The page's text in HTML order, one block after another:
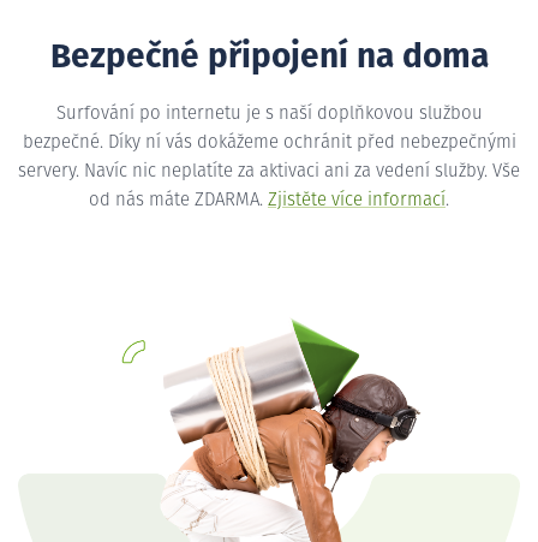
Bezpečné připojení na doma
Surfování po internetu je s naší doplňkovou službou
bezpečné. Díky ní vás dokážeme ochránit před nebezpečnými
servery. Navíc nic neplatíte za aktivaci ani za vedení služby. Vše
od nás máte ZDARMA. Zjistěte více informací.